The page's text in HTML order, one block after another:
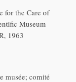
for the Care of
Museum
1963
musée; comité